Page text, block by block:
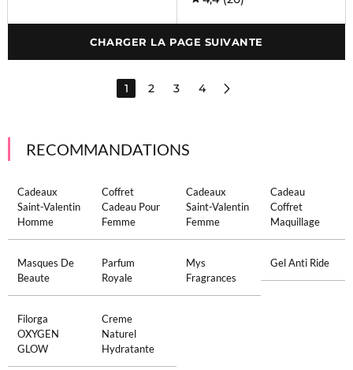
CHARGER LA PAGE SUIVANTE
1 2 3 4
RECOMMANDATIONS
Cadeaux
Saint-Valentin
Homme
Coffret
Cadeau Pour
Femme
Cadeaux
Saint-Valentin
Femme
Cadeau
Coffret
Maquillage
Masques De
Beaute
Parfum
Royale
Mys
Fragrances
Gel Anti Ride
Filorga
OXYGEN
GLOW
Creme
Naturel
Hydratante